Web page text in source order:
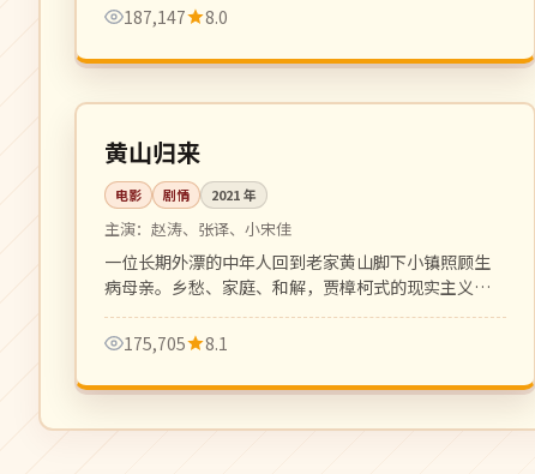
187,147
8.0
中国
高分 125 分钟
黄山归来
电影 剧情 2021年
主演： 赵涛、张译、小宋佳
一位长期外漂的中年人回到老家黄山脚下小镇照顾生
病母亲。乡愁、家庭、和解，贾樟柯式的现实主义平
静叙事。
175,705
8.1